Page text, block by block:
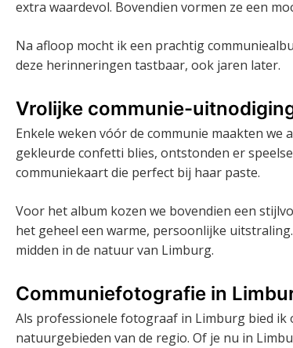
extra waardevol. Bovendien vormen ze een
Na afloop mocht ik een prachtig
deze herinneringen tastbaar, ook jaren later.
Vrolijke communie-
Enkele weken vóór de communie maakten we
gekleurde confetti blies, ontstonden er
communiekaart die perfect bij haar paste.
Voor het album kozen we bovendien een
het geheel een warme, persoonlijke
midden in de natuur van Limburg.
Communiefotografie in
Als professionele fotograaf in Limburg bied ik
natuurgebieden van de regio. Of je nu in